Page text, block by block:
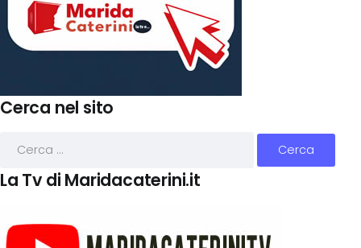
Cerca nel sito
La Tv di Maridacaterini.it